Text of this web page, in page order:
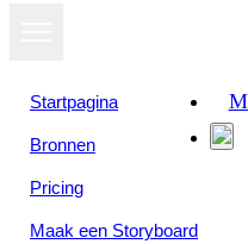
Startpagina
Bronnen
Pricing
Maak een Storyboard